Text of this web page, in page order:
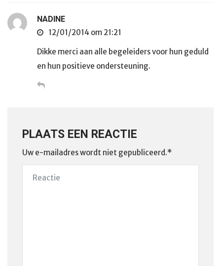
NADINE
12/01/2014 om 21:21
Dikke merci aan alle begeleiders voor hun geduld
en hun positieve ondersteuning.
PLAATS EEN REACTIE
Uw e-mailadres wordt niet gepubliceerd.*